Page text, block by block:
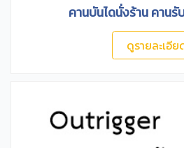
คานบันไดนั่งร้าน คานรั
ดูรายละเอีย